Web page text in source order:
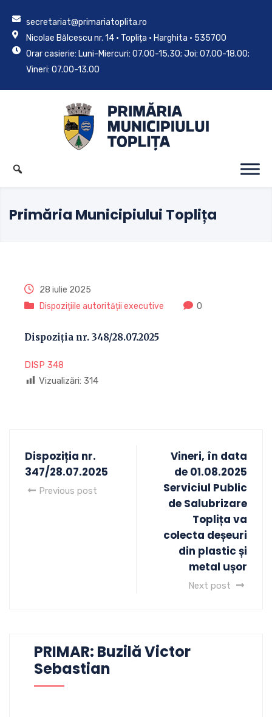
secretariat@primariatoplita.ro
Nicolae Bălcescu nr. 14 • Toplița • Harghita • 535700
Orar casierie: Luni-Miercuri: 07.00-15.30; Joi: 07.00-18.00;
Vineri: 07.00-13.00
Primăria Municipiului Toplița
28 iulie 2025
Dispozițiile autorității executive
0
Dispoziția nr. 348/28.07.2025
DISP 348
Vizualizări: 314
Dispoziția nr.
347/28.07.2025
Previous post
Vineri, în data
de 01.08.2025
Serviciul Public
de Salubrizare
Toplița va
colecta deșeuri
din plastic și
metal ușor
Next post
PRIMAR: Buzilă Victor
Sebastian